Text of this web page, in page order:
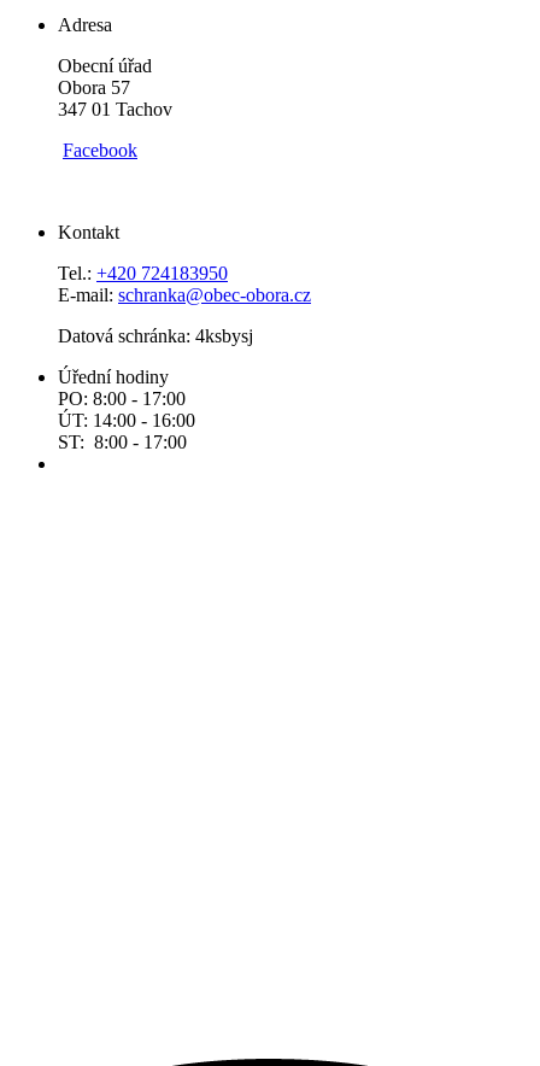
Adresa
Obecní úřad
Obora 57
347 01 Tachov
Facebook
Kontakt
Tel.: +420 724183950
E-mail: schranka@obec-obora.cz
Datová schránka: 4ksbysj
Úřední hodiny
PO: 8:00 - 17:00
ÚT: 14:00 - 16:00
ST: 8:00 - 17:00